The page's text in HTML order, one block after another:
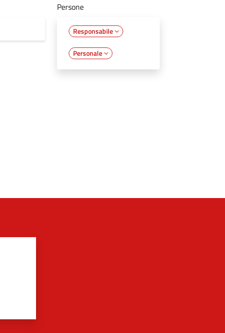
Persone
Responsabile
Personale